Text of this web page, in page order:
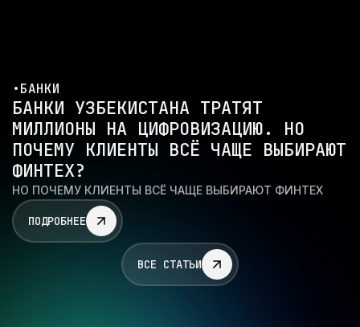
•БАНКИ
БАНКИ УЗБЕКИСТАНА ТРАТЯТ
МИЛЛИОНЫ НА ЦИФРОВИЗАЦИЮ. НО
ПОЧЕМУ КЛИЕНТЫ ВСЁ ЧАЩЕ ВЫБИРАЮТ
ФИНТЕХ?
НО ПОЧЕМУ КЛИЕНТЫ ВСЁ ЧАЩЕ ВЫБИРАЮТ ФИНТЕХ
ПОДРОБНЕЕ
ВСЕ СТАТЬИ